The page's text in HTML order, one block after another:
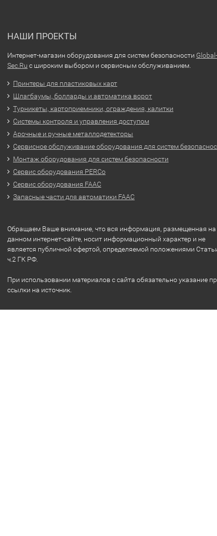
НАШИ ПРОЕКТЫ
Интернет-магазин оборудования для систем безопасности Global-
Sec.Ru с широким выбором и сервисным обслуживанием.
Принтеры для пластиковых карт
Шлагбаумы, болларды и автоматика ворот
Турникеты, картоприемники, ограждения, калитки
Системы контроля и управления доступом
Арочные и ручные металлодетекторы
Сервисное обслуживание оборудования для систем
Монтаж оборудования для систем безопасности
Сервис оборудования PERCo
Сервис оборудования FAAC
Запасные части для автоматики FAAC
Обращаем Ваше внимание, что вся информация, размещенная на
данном интернет-сайте, носит информационный характер и не
является публичной офертой, определяемой положениями
ч.2 ГК РФ.
При использовании материалов с сайта обязательно указание
ссылки на источник.